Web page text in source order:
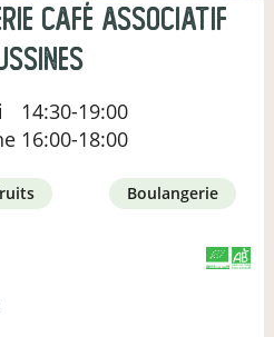
café associatif
14:30-19:00
16:00-18:00
boulangerie